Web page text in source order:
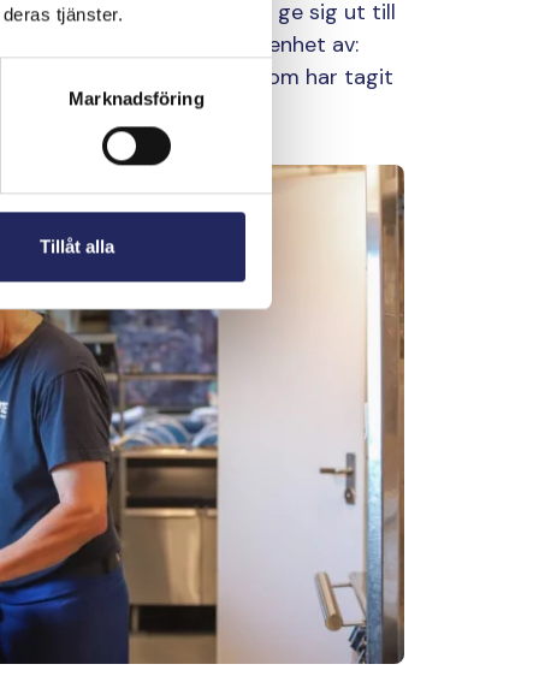
tjänster.
Marknadsföring
Tillåt alla
har ångrat sitt beslut att ge sig ut till
fartyget han har erfarenhet av:
rederiets fartyg, som har tagit